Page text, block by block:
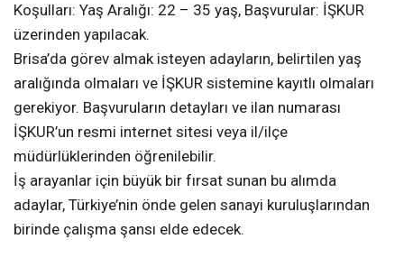
Koşulları: Yaş Aralığı: 22 – 35 yaş, Başvurular: İŞKUR
üzerinden yapılacak.
Brisa’da görev almak isteyen adayların, belirtilen yaş
aralığında olmaları ve İŞKUR sistemine kayıtlı olmaları
gerekiyor. Başvuruların detayları ve ilan numarası
İŞKUR’un resmi internet sitesi veya il/ilçe
müdürlüklerinden öğrenilebilir.
İş arayanlar için büyük bir fırsat sunan bu alımda
adaylar, Türkiye’nin önde gelen sanayi kuruluşlarından
birinde çalışma şansı elde edecek.